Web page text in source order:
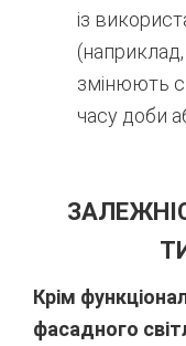
із
змінюють
часу доби
Крім
фасадного